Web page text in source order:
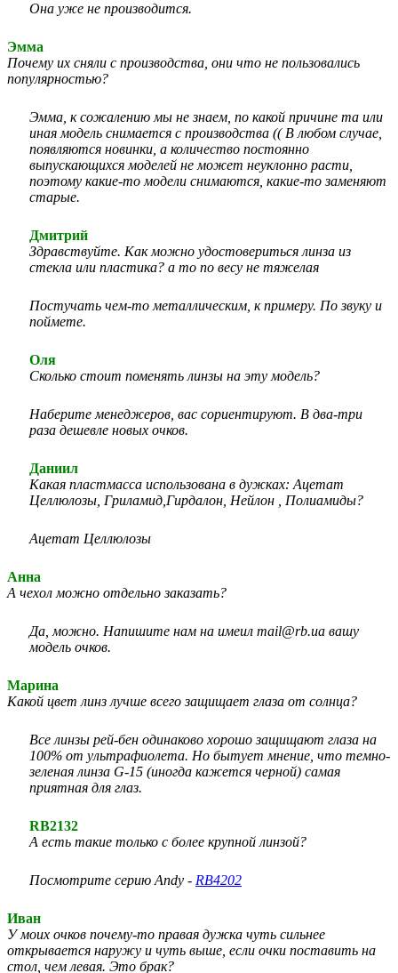
Она уже не производится.
Эмма
Почему их сняли с производства, они что не пользовались
популярностью?
Эмма, к сожалению мы не знаем, по какой причине та или
иная модель снимается с производства (( В любом случае,
появляются новинки, а количество постоянно
выпускающихся моделей не может неуклонно расти,
поэтому какие-то модели снимаются, какие-то заменяют
старые.
Дмитрий
Здравствуйте. Как можно удостовериться линза из
стекла или пластика? а то по весу не тяжелая
Постучать чем-то металлическим, к примеру. По звуку и
поймете.
Оля
Сколько стоит поменять линзы на эту модель?
Наберите менеджеров, вас сориентируют. В два-три
раза дешевле новых очков.
Даниил
Какая пластмасса использована в дужках: Ацетат
Целлюлозы, Гриламид,Гирдалон, Нейлон , Полиамиды?
Ацетат Целлюлозы
Анна
А чехол можно отдельно заказать?
Да, можно. Напишите нам на имеил mail@rb.ua вашу
модель очков.
Марина
Какой цвет линз лучше всего защищает глаза от солнца?
Все линзы рей-бен одинаково хорошо защищают глаза на
100% от ультрафиолета. Но бытует мнение, что темно-
зеленая линза G-15 (иногда кажется черной) самая
приятная для глаз.
RB2132
А есть такие только с более крупной линзой?
Посмотрите серию Andy - RB4202
Иван
У моих очков почему-то правая дужка чуть сильнее
открывается наружу и чуть выше, если очки поставить на
стол, чем левая. Это брак?